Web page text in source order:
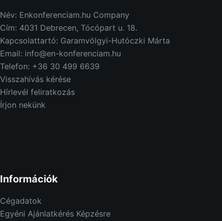
Név: Enkonferenciam.hu Company
Cím: 4031 Debrecen, Tócópart u. 18.
Kapcsolattartó: Garamvölgyi-Hutóczki Márta
Email: info@en-konferenciam.hu
Telefon: +36 30 499 6639
Visszahívás kérése
Hírlevél feliratkozás
Írjon nekünk
Információk
Cégadatok
Egyéni Ajánlatkérés Képzésre